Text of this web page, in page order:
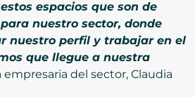
espacios que son de
nuestro sector, donde
nuestro perfil y trabajar en el
que llegue a nuestra
empresaria del sector, Claudia